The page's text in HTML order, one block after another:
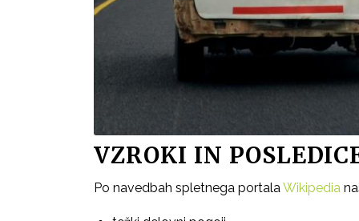
VZROKI IN
Po navedbah spletnega portalaWikipedia